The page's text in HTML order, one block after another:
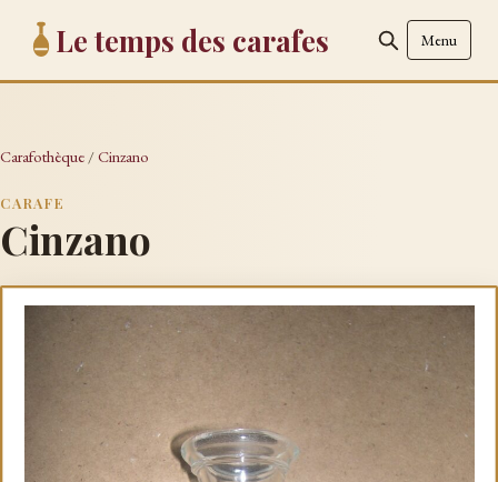
Le temps des carafes Menu
Carafothèque /Cinzano
CARAFE
Cinzano